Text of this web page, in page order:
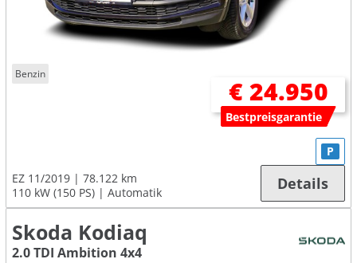
Benzin
€ 24.950
Bestpreisgarantie
EZ 11/2019
78.122 km
110 kW (150 PS)
Automatik
P
Details
Skoda Kodiaq
2.0 TDI Ambition 4x4